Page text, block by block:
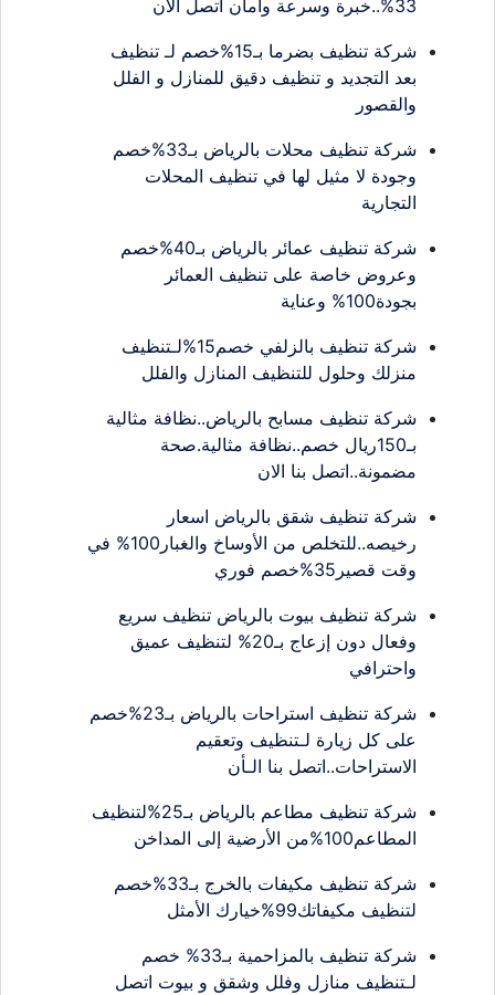
33%..خبرة وسرعة وأمان اتصل الان
شركة تنظيف بضرما بـ15%خصم لـ تنظيف
بعد التجديد و تنظيف دقيق للمنازل و الفلل
والقصور
شركة تنظيف محلات بالرياض بـ33%خصم
وجودة لا مثيل لها في تنظيف المحلات
التجارية
شركة تنظيف عمائر بالرياض بـ40%خصم
وعروض خاصة على تنظيف العمائر
بجودة100% وعناية
شركة تنظيف بالزلفي خصم15%لـتنظيف
منزلك وحلول للتنظيف المنازل والفلل
شركة تنظيف مسابح بالرياض..نظافة مثالية
بـ150ريال خصم..نظافة مثالية.صحة
مضمونة..اتصل بنا الان
شركة تنظيف شقق بالرياض اسعار
رخيصه..للتخلص من الأوساخ والغبار100% في
وقت قصير35%خصم فوري
شركة تنظيف بيوت بالرياض تنظيف سريع
وفعال دون إزعاج بـ20% لتنظيف عميق
واحترافي
شركة تنظيف استراحات بالرياض بـ23%خصم
على كل زيارة لـتنظيف وتعقيم
الاستراحات..اتصل بنا الـأن
شركة تنظيف مطاعم بالرياض بـ25%لتنظيف
المطاعم100%من الأرضية إلى المداخن
شركة تنظيف مكيفات بالخرج بـ33%خصم
لتنظيف مكيفاتك99%خيارك الأمثل
شركة تنظيف بالمزاحمية بـ33% خصم
لـتنظيف منازل وفلل وشقق و بيوت اتصل